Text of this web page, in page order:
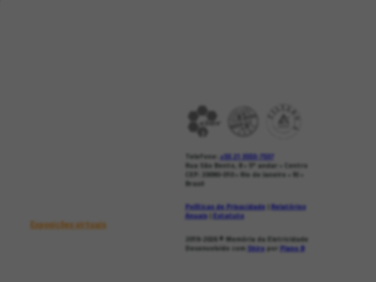
Exposições virtuais
Telefone: +55 21 3553-7537
Rua São Bento, 8 • 5º andar • Centro
CEP: 20090-010 • Rio de Janeiro • RJ •
Brasil
Políticas de Privacidade
Relatórios
Anuais
Estatuto
2019-2026© Memória da Eletricidade
Desenvolvido com Shiro por Plano B